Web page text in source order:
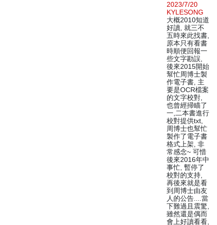
2023/7/20
KYLESONG
大概2010知道
好讀, 就三不
五時來此找書,
原本只有看書
時順便回報一
些文字勘誤,
後來2015開始
幫忙周博士製
作電子書, 主
要是OCR檔案
的文字校對,
也曾經掃瞄了
一,二本書進行
校對提供txt,
周博士也幫忙
製作了電子書
格式上架, 非
常感念~ 可惜
後來2016年中
事忙, 暫停了
校對的支持,
再後來就是看
到周博士由友
人的公告....當
下難過且震驚,
雖然還是偶而
會上好讀看看,